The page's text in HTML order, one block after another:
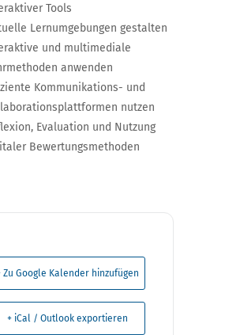
Tools
Lernumgebungen gestalten
und multimediale
anwenden
Kommunikations- und
nutzen
Evaluation und Nutzung
Bewertungsmethoden
Zu Google Kalender hinzufügen
+ iCal / Outlook exportieren